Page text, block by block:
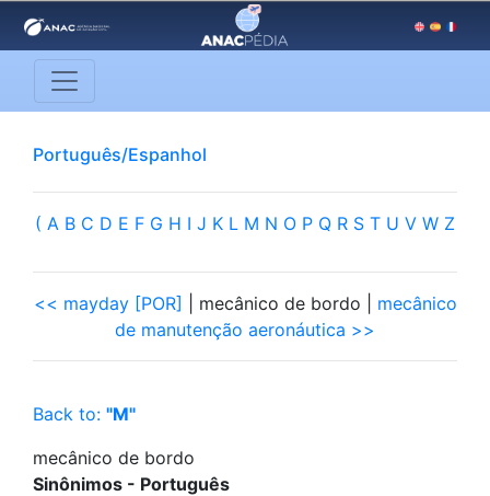
Português/Espanhol
( A B C D E F G H I J K L M N O P Q R S T U V W Z
<< mayday [POR] | mecânico de bordo | mecânico
de manutenção aeronáutica >>
Back to: "M"
mecânico de bordo
Sinônimos - Português